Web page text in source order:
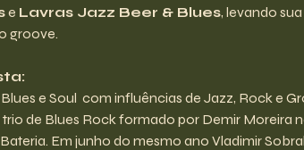
e Lavras Jazz Beer & Blues, levando
groove.
e Soul  com influências de Jazz, Rock e
de Blues Rock formado por Demir Moreira
Em junho do mesmo ano Vladimir